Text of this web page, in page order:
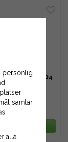
533 04
80-44
kr
personlig
samlar
alla